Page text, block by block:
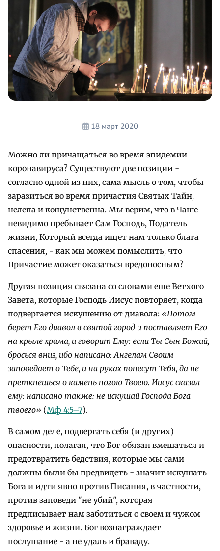
18 март 2020
Можно ли причащаться во время эпидемии
коронавируса? Существуют две позиции -
согласно одной из них, сама мысль о том, чтобы
заразиться во время причастия Святых Тайн,
нелепа и кощунственна. Мы верим, что в Чаше
невидимо пребывает Сам Господь, Податель
жизни, Который всегда ищет нам только блага
спасения, - как мы можем помыслить, что
Причастие может оказаться вредоносным?
Другая позиция связана со словами еще Ветхого
Завета, которые Господь Иисус повторяет, когда
подвергается искушению от диавола: «Потом
берет Его диавол в святой город и поставляет Его
на крыле храма, и говорит Ему: если Ты Сын Божий,
бросься вниз, ибо написано: Ангелам Своим
заповедает о Тебе, и на руках понесут Тебя, да не
преткнешься о камень ногою Твоею. Иисус сказал
ему: написано также: не искушай Господа Бога
твоего» (Мф 4:5–7).
В самом деле, подвергать себя (и других)
опасности, полагая, что Бог обязан вмешаться и
предотвратить бедствия, которые мы сами
должны были бы предвидеть - значит искушать
Бога и идти явно против Писания, в частности,
против заповеди "не убий", которая
предписывает нам заботиться о своем и чужом
здоровье и жизни. Бог вознаграждает
послушание - а не удаль и браваду.